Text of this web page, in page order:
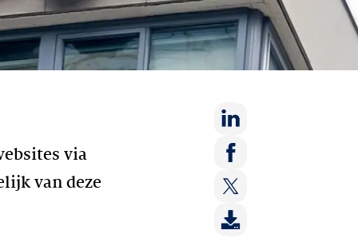
via
van deze
Deel
op:
LinkedIn
Deel
op:
Facebook
Deel
op: